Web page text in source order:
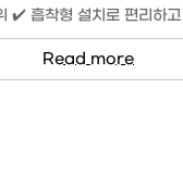
✔️ 흡착형 설치로 편리하
Read more